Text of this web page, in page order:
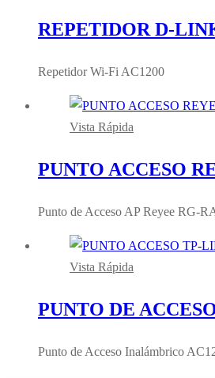
REPETIDOR D-
Repetidor Wi‑Fi AC1200
Vista Rápida
PUNTO ACCESO
Punto de Acceso AP Reyee RG-
Vista Rápida
PUNTO DE
Punto de Acceso Inalámbrico